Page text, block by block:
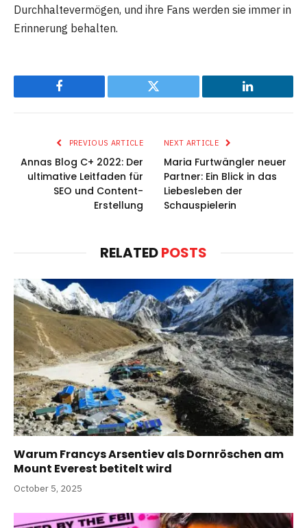
Durchhaltevermögen, und ihre Fans werden sie immer in
Erinnerung behalten.
Facebook Twitter LinkedIn
PREVIOUS ARTICLE
Annas Blog C+ 2022: Der
ultimative Leitfaden für
SEO und Content-
Erstellung
NEXT ARTICLE
Maria Furtwängler neuer
Partner: Ein Blick in das
Liebesleben der
Schauspielerin
RELATEDPOSTS
Warum Francys Arsentiev als Dornröschen am
Mount Everest betitelt wird
October 5, 2025